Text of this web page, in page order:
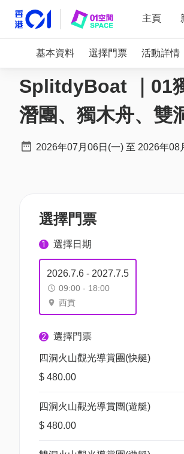
主頁
基本資料 選擇門票 活動詳情
SplitdyBoat ｜01
潛團、獨木舟、雙
2026年07月06日(一) 至 2026年08
選擇門票
1 選擇日期
2026.7.6 - 2027.7.5
09:00 - 18:00
西貢
2 選擇門票
四洞火山觀光導賞團(快艇)
$ 480.00
四洞火山觀光導賞團(遊艇)
$ 480.00